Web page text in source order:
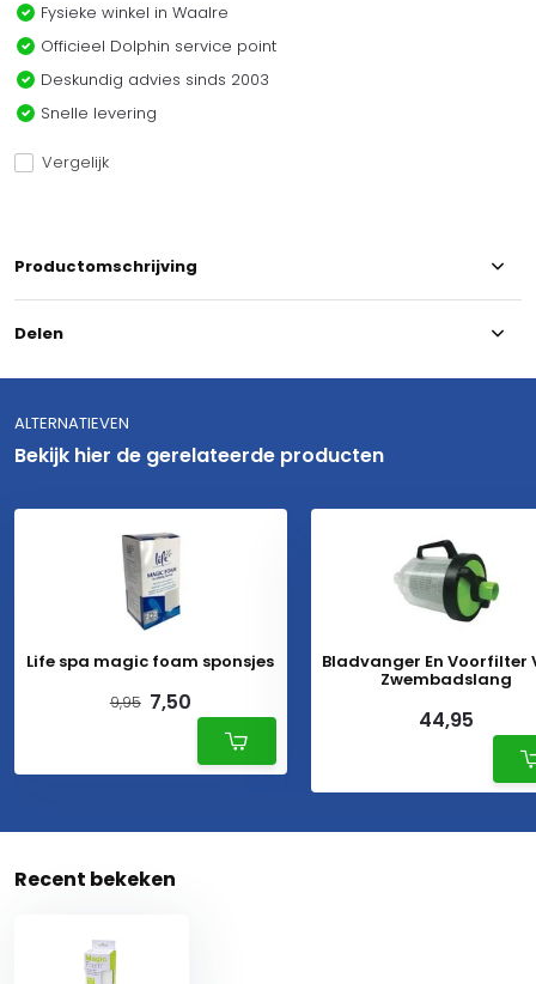
Fysieke winkel in Waalre
Officieel Dolphin service point
Deskundig advies sinds 2003
Snelle levering
Vergelijk
Productomschrijving
Delen
ALTERNATIEVEN
Bekijk hier de gerelateerde producten
Life spa magic foam sponsjes
9,95 7,50
Bladvanger En Voorfilter
Zwembadslang
44,95
Recent bekeken